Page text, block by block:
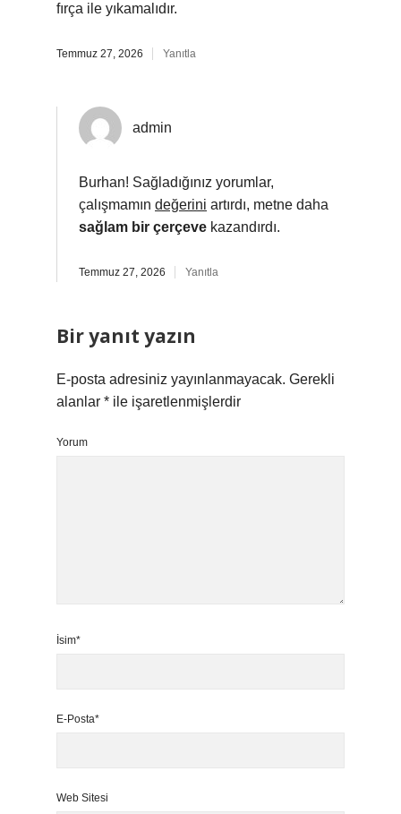
fırça ile yıkamalıdır.
Temmuz 27, 2026 Yanıtla
admin
Burhan! Sağladığınız yorumlar,
çalışmamın değerini artırdı, metne daha
sağlam bir çerçeve kazandırdı.
Temmuz 27, 2026 Yanıtla
Bir yanıt yazın
E-posta adresiniz yayınlanmayacak. Gerekli
alanlar * ile işaretlenmişlerdir
Yorum
İsim*
E-Posta*
Web Sitesi